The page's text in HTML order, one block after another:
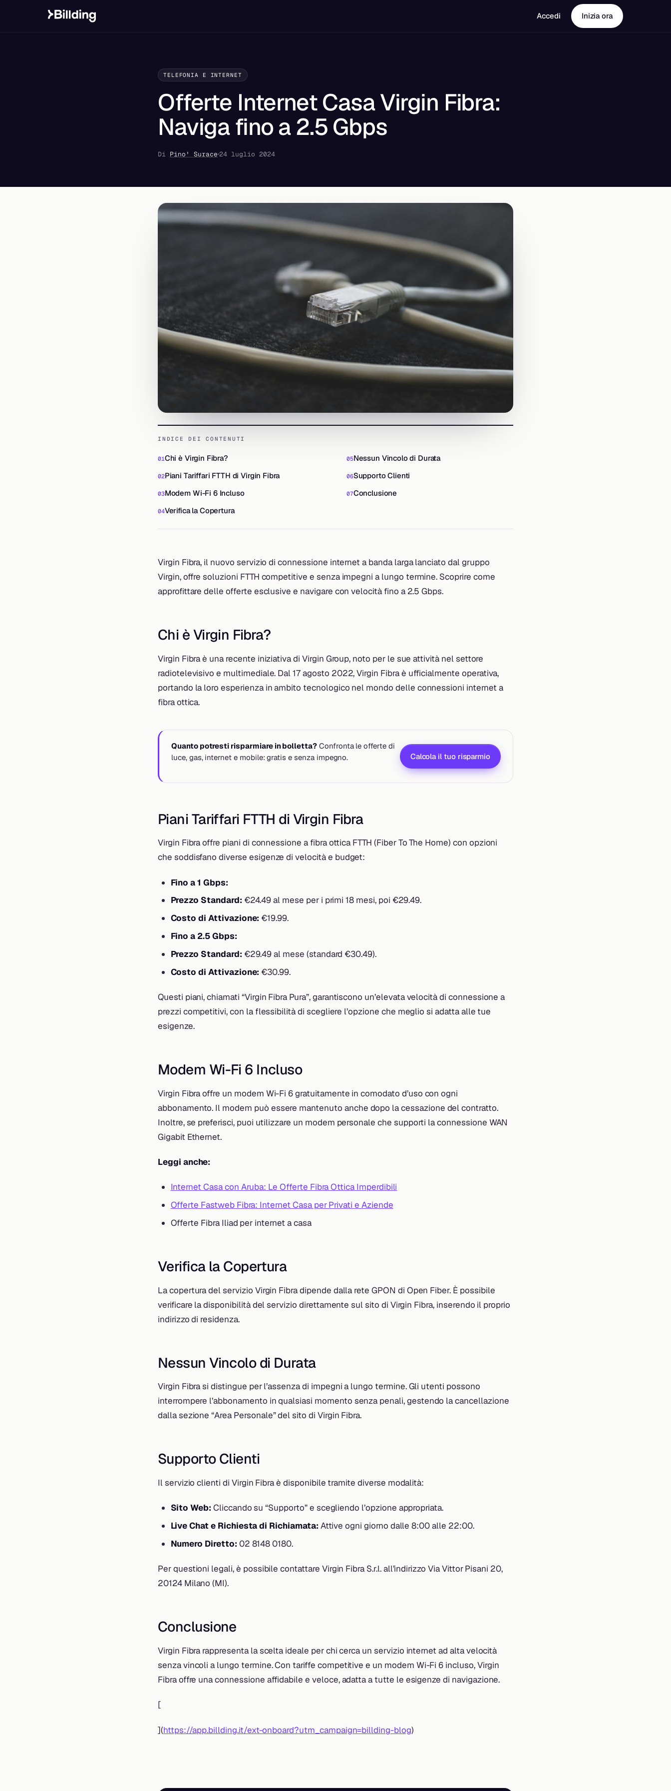
Accedi Inizia ora
TELEFONIA E INTERNET
Offerte Internet Casa Virgin Fibra:
Naviga fino a 2.5 Gbps
Di Pino' Surace 24 luglio 2024
INDICE DEI CONTENUTI
Chi è Virgin Fibra?
Piani Tariffari FTTH di Virgin Fibra
Modem Wi-Fi 6 Incluso
Verifica la Copertura
Nessun Vincolo di Durata
Supporto Clienti
Conclusione
Virgin Fibra, il nuovo servizio di connessione internet a banda larga lanciato dal gruppo
Virgin, offre soluzioni FTTH competitive e senza impegni a lungo termine. Scoprire come
approfittare delle offerte esclusive e navigare con velocità fino a 2.5 Gbps.
Chi è Virgin Fibra?
Virgin Fibra è una recente iniziativa di Virgin Group, noto per le sue attività nel settore
radiotelevisivo e multimediale. Dal 17 agosto 2022, Virgin Fibra è ufficialmente operativa,
portando la loro esperienza in ambito tecnologico nel mondo delle connessioni internet a
fibra ottica.
Quanto potresti risparmiare in bolletta?Confronta le offerte di
luce, gas, internet e mobile: gratis e senza impegno.
Calcola il tuo risparmio
Piani Tariffari FTTH di Virgin Fibra
Virgin Fibra offre piani di connessione a fibra ottica FTTH (Fiber To The Home) con opzioni
che soddisfano diverse esigenze di velocità e budget:
Fino a 1 Gbps:
Prezzo Standard: €24.49 al mese per i primi 18 mesi, poi €29.49.
Costo di Attivazione: €19.99.
Fino a 2.5 Gbps:
Prezzo Standard: €29.49 al mese (standard €30.49).
Costo di Attivazione: €30.99.
Questi piani, chiamati “Virgin Fibra Pura”, garantiscono un’elevata velocità di connessione a
prezzi competitivi, con la flessibilità di scegliere l’opzione che meglio si adatta alle tue
esigenze.
Modem Wi-Fi 6 Incluso
Virgin Fibra offre un modem Wi-Fi 6 gratuitamente in comodato d’uso con ogni
abbonamento. Il modem può essere mantenuto anche dopo la cessazione del contratto.
Inoltre, se preferisci, puoi utilizzare un modem personale che supporti la connessione WAN
Gigabit Ethernet.
Leggi anche:
Internet Casa con Aruba: Le Offerte Fibra Ottica Imperdibili
Offerte Fastweb Fibra: Internet Casa per Privati e Aziende
Offerte Fibra Iliad per internet a casa
Verifica la Copertura
La copertura del servizio Virgin Fibra dipende dalla rete GPON di Open Fiber. È possibile
verificare la disponibilità del servizio direttamente sul sito di Virgin Fibra, inserendo il proprio
indirizzo di residenza.
Nessun Vincolo di Durata
Virgin Fibra si distingue per l’assenza di impegni a lungo termine. Gli utenti possono
interrompere l’abbonamento in qualsiasi momento senza penali, gestendo la cancellazione
dalla sezione “Area Personale” del sito di Virgin Fibra.
Supporto Clienti
Il servizio clienti di Virgin Fibra è disponibile tramite diverse modalità:
Sito Web: Cliccando su “Supporto” e scegliendo l’opzione appropriata.
Live Chat e Richiesta di Richiamata: Attive ogni giorno dalle 8:00 alle 22:00.
Numero Diretto: 02 8148 0180.
Per questioni legali, è possibile contattare Virgin Fibra S.r.l. all’indirizzo Via Vittor Pisani 20,
20124 Milano (MI).
Conclusione
Virgin Fibra rappresenta la scelta ideale per chi cerca un servizio internet ad alta velocità
senza vincoli a lungo termine. Con tariffe competitive e un modem Wi-Fi 6 incluso, Virgin
Fibra offre una connessione affidabile e veloce, adatta a tutte le esigenze di navigazione.
[
](https://app.billding.it/ext-onboard?utm_campaign=billding-blog)